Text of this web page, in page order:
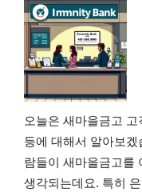
오늘은 새마을금고 고
등에 대해서 알아보
람들이 새마을금고를
생각되는데요. 특히